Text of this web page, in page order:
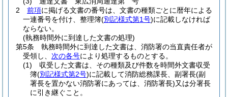
2
前項に掲げる文書の番号は、文書の種類ごとに暦年による
一連番号を付け、整理簿(別記様式第1号)に記載しなければ
ならない。
(執務時間外に到達した文書の処理)
第5条
執務時間外に到達した文書は、消防署の当直責任者が
受領し、 次の各号により処理するものとする。
(1)
収受した文書は、その種類及び件数を時間外文書収受
簿(別記様式第2号)に記載して消防総務課長、副署長(副
署長を置かない消防署にあっては、消防署長)又は分署長
に引き継ぐこと。